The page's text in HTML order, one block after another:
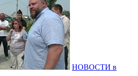
НОВОСТИ в